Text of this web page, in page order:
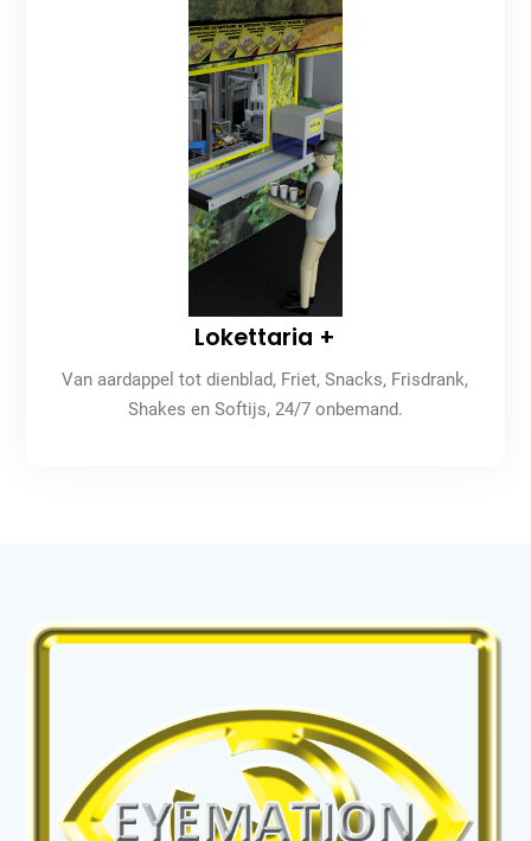
Lokettaria +
Van aardappel tot dienblad, Friet, Snacks, Frisdrank,
Shakes en Softijs, 24/7 onbemand.